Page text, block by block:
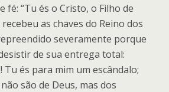
fé: “Tu és o Cristo, o Filho de
recebeu as chaves do Reino dos
severamente porque
de sua entrega total:
Tu és para mim um escândalo;
são de Deus, mas dos